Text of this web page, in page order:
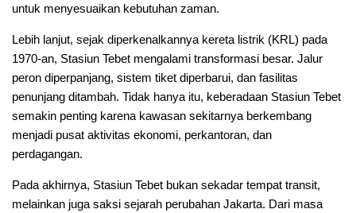
untuk menyesuaikan kebutuhan zaman.
Lebih lanjut, sejak diperkenalkannya kereta listrik (KRL) pada
1970-an, Stasiun Tebet mengalami transformasi besar. Jalur
peron diperpanjang, sistem tiket diperbarui, dan fasilitas
penunjang ditambah. Tidak hanya itu, keberadaan Stasiun Tebet
semakin penting karena kawasan sekitarnya berkembang
menjadi pusat aktivitas ekonomi, perkantoran, dan
perdagangan.
Pada akhirnya, Stasiun Tebet bukan sekadar tempat transit,
melainkan juga saksi sejarah perubahan Jakarta. Dari masa